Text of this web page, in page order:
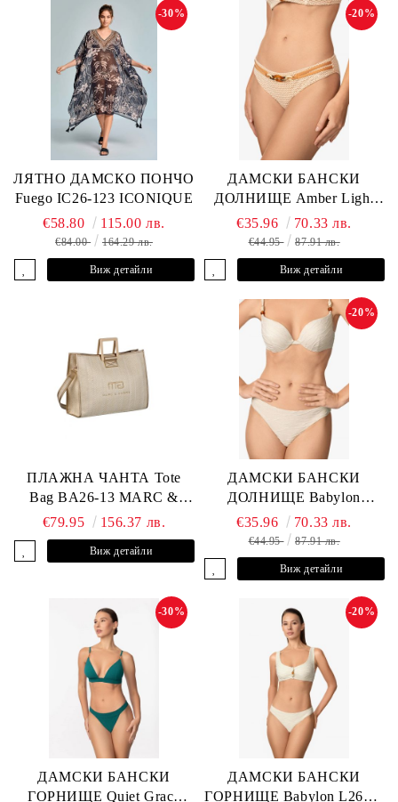
ЛЯТНО ДАМСКО ПОНЧО
Fuego IC26-123 ICONIQUE
-30%
€58.80 115.00 лв.
€84.00 164.29 лв.
Виж детайли
ДАМСКИ БАНСКИ
ДОЛНИЩЕ Amber Light
L2605-Z-MCB MARC &
ANDRE
-20%
€35.96 70.33 лв.
€44.95 87.91 лв.
Виж детайли
ПЛАЖНА ЧАНТА Tote
Bag BA26-13 MARC &
ANDRE
€79.95 156.37 лв.
Виж детайли
ДАМСКИ БАНСКИ
ДОЛНИЩЕ Babylon
L2613-Z-MTB MARC &
ANDRE
-20%
€35.96 70.33 лв.
€44.95 87.91 лв.
Виж детайли
ДАМСКИ БАНСКИ
ГОРНИЩЕ Quiet Grace
-30%
ДАМСКИ БАНСКИ
ГОРНИЩЕ Babylon L2613-
-20%